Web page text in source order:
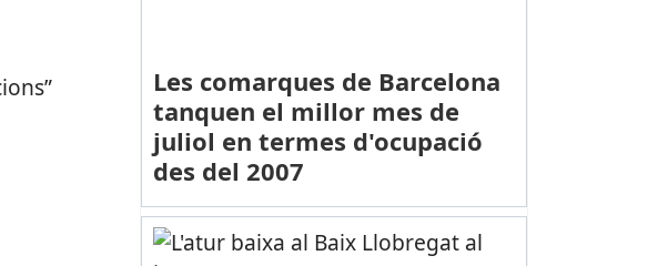
Les comarques de Barcelona
tanquen el millor mes de
juliol en termes d'ocupació
des del 2007